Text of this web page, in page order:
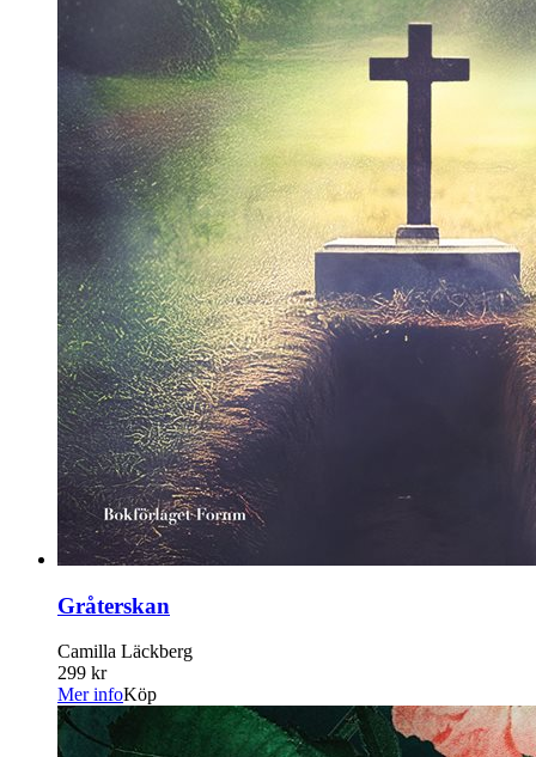
Gråterskan
Camilla Läckberg
299 kr
Mer infoKöp